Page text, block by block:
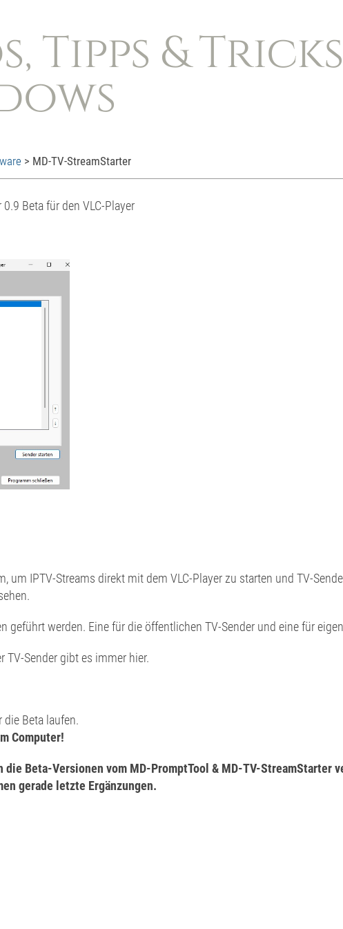
Tipps &
> MD-TV-StreamStarter
0.9 Beta für den VLC-Player
um IPTV-Streams direkt mit dem VLC-Player zu starten und TV-
geführt werden. Eine für die öffentlichen TV-Sender und eine für
TV-Sender gibt es immer hier.
Beta laufen.
Computer!
die Beta-Versionen vom MD-PromptTool & MD-TV-StreamStarter
gerade letzte Ergänzungen.